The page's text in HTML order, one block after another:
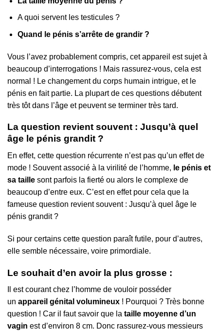
A quoi servent les testicules ?
Quand le pénis s’arrête de grandir ?
Vous l’avez probablement compris, cet appareil est sujet à
beaucoup d’interrogations ! Mais rassurez-vous, cela est
normal ! Le changement du corps humain intrigue, et le
pénis en fait partie. La plupart de ces questions débutent
très tôt dans l’âge et peuvent se terminer très tard.
La question revient souvent : Jusqu’à quel
âge le pénis grandit ?
En effet, cette question récurrente n’est pas qu’un effet de
mode ! Souvent associé à la virilité de l’homme, le pénis et
sa taille sont parfois la fierté ou alors le complexe de
beaucoup d’entre eux. C’est en effet pour cela que la
fameuse question revient souvent : Jusqu’à quel âge le
pénis grandit ?
Si pour certains cette question paraît futile, pour d’autres,
elle semble nécessaire, voire primordiale.
Le souhait d’en avoir la plus grosse :
Il est courant chez l’homme de vouloir posséder
un appareil génital volumineux ! Pourquoi ? Très bonne
question ! Car il faut savoir que la taille moyenne d’un
vagin est d’environ 8 cm. Donc rassurez-vous messieurs